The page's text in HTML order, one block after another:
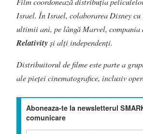
Israel. În Israel, colaborarea Disney
ultimii ani, pe lângă Marvel,
Relativityşi alţi independenţi.
Distribuitorul de filme este parte a
ale pieţei cinematografice, inclusiv
Aboneaza-te la newsletterul
comunicare